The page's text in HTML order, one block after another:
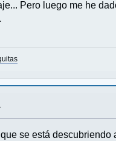
Pero luego me he
se está